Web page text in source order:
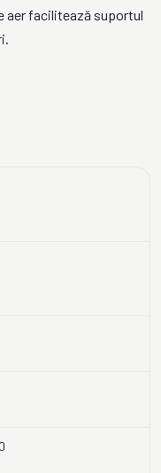
aer facilitează suportul